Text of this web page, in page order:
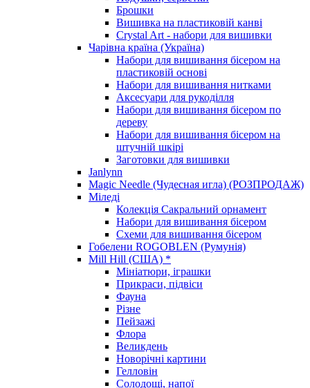
Брошки
Вишивка на пластиковій канві
Crystal Art - набори для вишивки
Чарівна країна (Україна)
Набори для вишивання бісером на
пластиковій основі
Набори для вишивання нитками
Аксесуари для рукоділля
Набори для вишивання бісером по
дереву
Набори для вишивання бісером на
штучній шкірі
Заготовки для вишивки
Janlynn
Magic Needle (Чудесная игла) (РОЗПРОДАЖ)
Міледі
Колекція Сакральний орнамент
Набори для вишивання бісером
Схеми для вишивання бісером
Гобелени ROGOBLEN (Румунія)
Mill Hill (США) *
Мініатюри, іграшки
Прикраси, підвіси
Фауна
Різне
Пейзажі
Флора
Великдень
Новорічні картини
Гелловін
Солодощі, напої